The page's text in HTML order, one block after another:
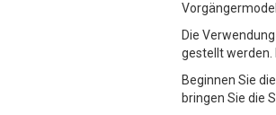
Die
gestellt werden.
Beginnen Sie
bringen Sie die